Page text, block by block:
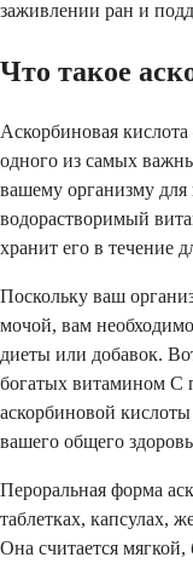
заживлении ран и
Что такое
Аскорбиновая
одного из самых
вашему организму
водорастворимый
хранит его в течение
Поскольку ваш
мочой, вам
диеты или добавок.
богатых витамином C
аскорбиновой
вашего общего
Пероральная форма
таблетках, капсулах,
Она считается